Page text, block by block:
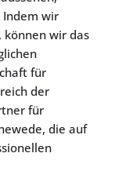
Indem wir
wir das
für
der
für
die auf